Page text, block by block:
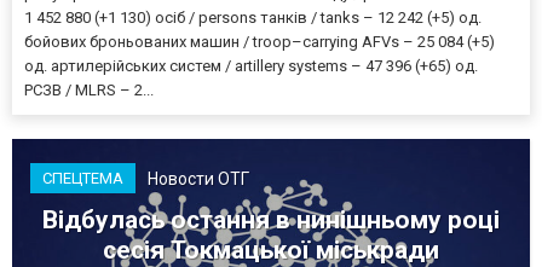
1 452 880 (+1 130) осіб / persons танків / tanks – 12 242 (+5) од.
бойових броньованих машин / troop–carrying AFVs – 25 084 (+5)
од. артилерійських систем / artillery systems – 47 396 (+65) од.
РСЗВ / MLRS – 2...
СПЕЦТЕМА Новости ОТГ
Відбулась остання в нинішньому році
сесія Токмацької міськради